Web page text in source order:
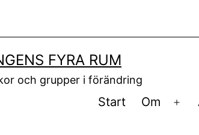
FYRA RUM
och grupper i förändring
Start Om